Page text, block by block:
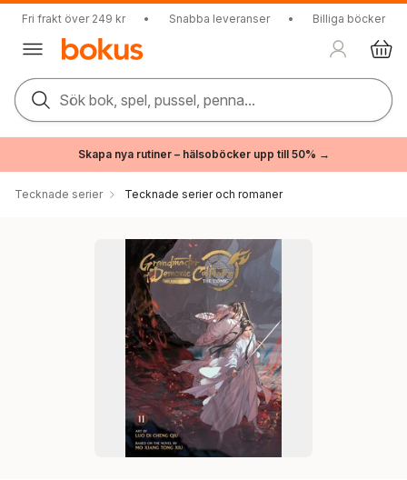
Fri frakt över 249 kr • Snabba leveranser • Billiga böcker
Sök bok, spel, pussel, penna...
Skapa nya rutiner – hälsoböcker upp till 50% →
Tecknade serier Tecknade serier och romaner